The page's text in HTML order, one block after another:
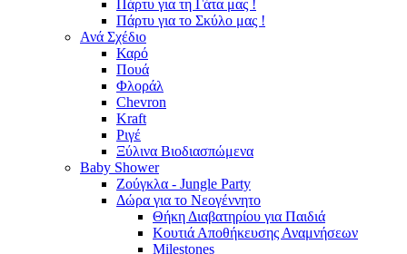
Πάρτυ για τη Γάτα μας !
Πάρτυ για το Σκύλο μας !
Ανά Σχέδιο
Καρό
Πουά
Φλοράλ
Chevron
Kraft
Ριγέ
Ξύλινα Βιοδιασπώμενα
Baby Shower
Ζούγκλα - Jungle Party
Δώρα για το Νεογέννητο
Θήκη Διαβατηρίου για Παιδιά
Κουτιά Αποθήκευσης Αναμνήσεων
Milestones